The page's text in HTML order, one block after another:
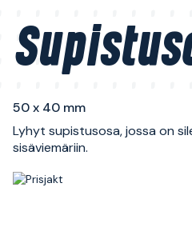
50 x 40 mm
Lyhyt supistusosa, jossa on
sisäviemäriin.